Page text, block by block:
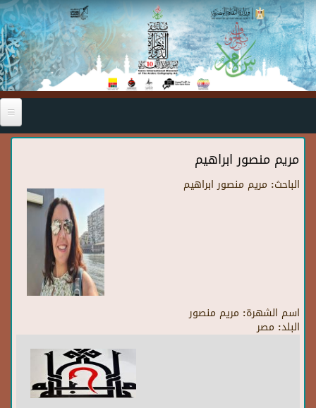
Skip to main content
مريم منصور ابراهيم
الباحث: مريم منصور ابراهيم
اسم الشهرة: مريم منصور
البلد: مصر